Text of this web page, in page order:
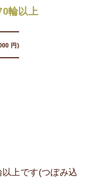
輪以上
円 )
上です(つぼみ込